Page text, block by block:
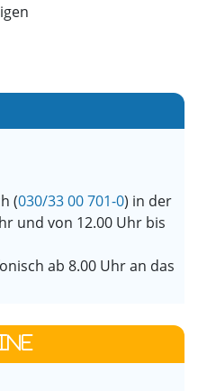
(030/33 00 701-0) in der
und von 12.00 Uhr bis
ab 8.00 Uhr an das